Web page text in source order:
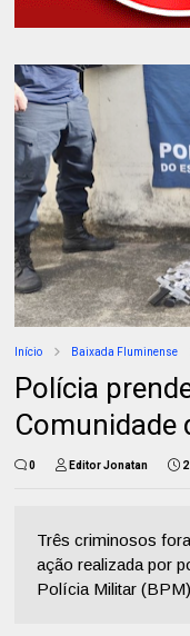
Início Baixada Fluminense
Polícia
Comunidade
0 Editor Jonatan
Três criminosos
ação realizada por
Polícia Militar